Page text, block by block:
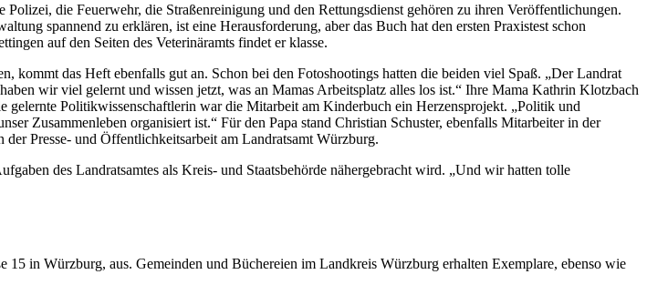
die Feuerwehr, die Straßenreinigung und den Rettungsdienst gehören zu ihren Veröffentlichungen.
spannend zu erklären, ist eine Herausforderung, aber das Buch hat den ersten Praxistest schon
auf den Seiten des Veterinäramts findet er klasse.
das Heft ebenfalls gut an. Schon bei den Fotoshootings hatten die beiden viel Spaß. „Der Landrat
wir viel gelernt und wissen jetzt, was an Mamas Arbeitsplatz alles los ist.“ Ihre Mama Kathrin Klotzbach
gelernte Politikwissenschaftlerin war die Mitarbeit am Kinderbuch ein Herzensprojekt. „Politik und
Zusammenleben organisiert ist.“ Für den Papa stand Christian Schuster, ebenfalls Mitarbeiter in der
Presse- und Öffentlichkeitsarbeit am Landratsamt Würzburg.
des Landratsamtes als Kreis- und Staatsbehörde nähergebracht wird. „Und wir hatten tolle
in Würzburg, aus. Gemeinden und Büchereien im Landkreis Würzburg erhalten Exemplare, ebenso wie